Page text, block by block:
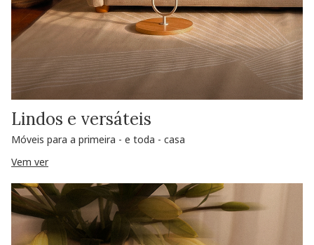
Lindos e versáteis
Móveis para a primeira - e toda - casa
Vem ver